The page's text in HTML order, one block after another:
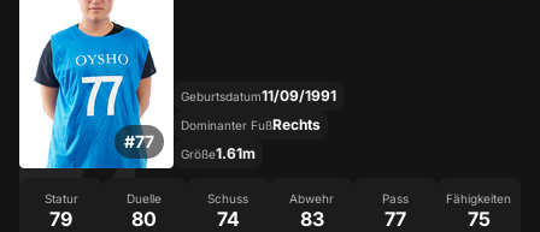
#77
Geburtsdatum11/09/1991
Dominanter FußRechts
Größe1.61m
Statur
79
Duelle
80
Schuss
74
Abwehr
83
Pass
77
Fähigkeiten
75